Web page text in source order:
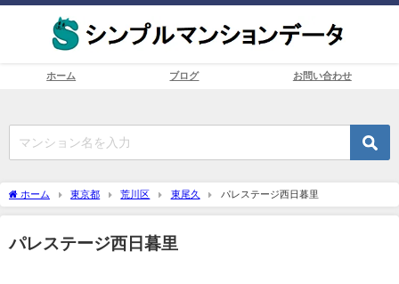
ホーム ブログ お問い合わせ
ホーム 東京都 荒川区 東尾久 パレステージ西日暮里
パレステージ西日暮里